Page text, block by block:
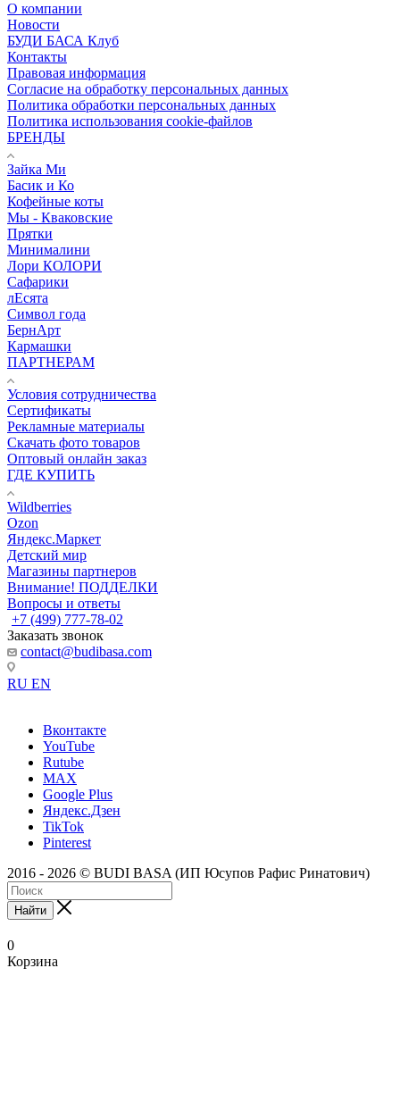
О компании
Новости
БУДИ БАСА Клуб
Контакты
Правовая информация
Согласие на обработку персональных данных
Политика обработки персональных данных
Политика использования cookie-файлов
БРЕНДЫ
Зайка Ми
Басик и Ко
Кофейные коты
Мы - Кваковские
Прятки
Минималини
Лори КОЛОРИ
Сафарики
лЕсята
Символ года
БернАрт
Кармашки
ПАРТНЕРАМ
Условия сотрудничества
Сертификаты
Рекламные материалы
Скачать фото товаров
Оптовый онлайн заказ
ГДЕ КУПИТЬ
Wildberries
Ozon
Яндекс.Маркет
Детский мир
Магазины партнеров
Внимание! ПОДДЕЛКИ
Вопросы и ответы
+7 (499) 777-78-02
Заказать звонок
contact@budibasa.com
RU EN
Вконтакте
YouTube
Rutube
MAX
Google Plus
Яндекс.Дзен
TikTok
Pinterest
2016 - 2026 © BUDI BASA (ИП Юсупов Рафис Ринатович)
Найти
0
Корзина